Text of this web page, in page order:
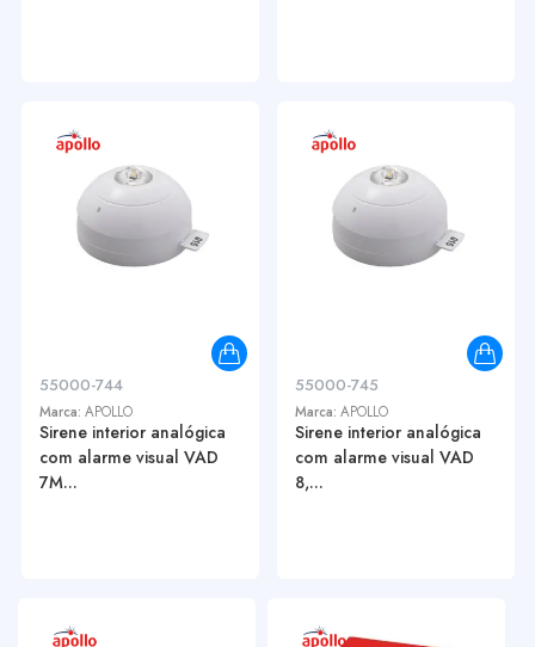
55000-744
Marca: APOLLO
Sirene interior analógica
com alarme visual VAD
7M...
55000-745
Marca: APOLLO
Sirene interior analógica
com alarme visual VAD
8,...